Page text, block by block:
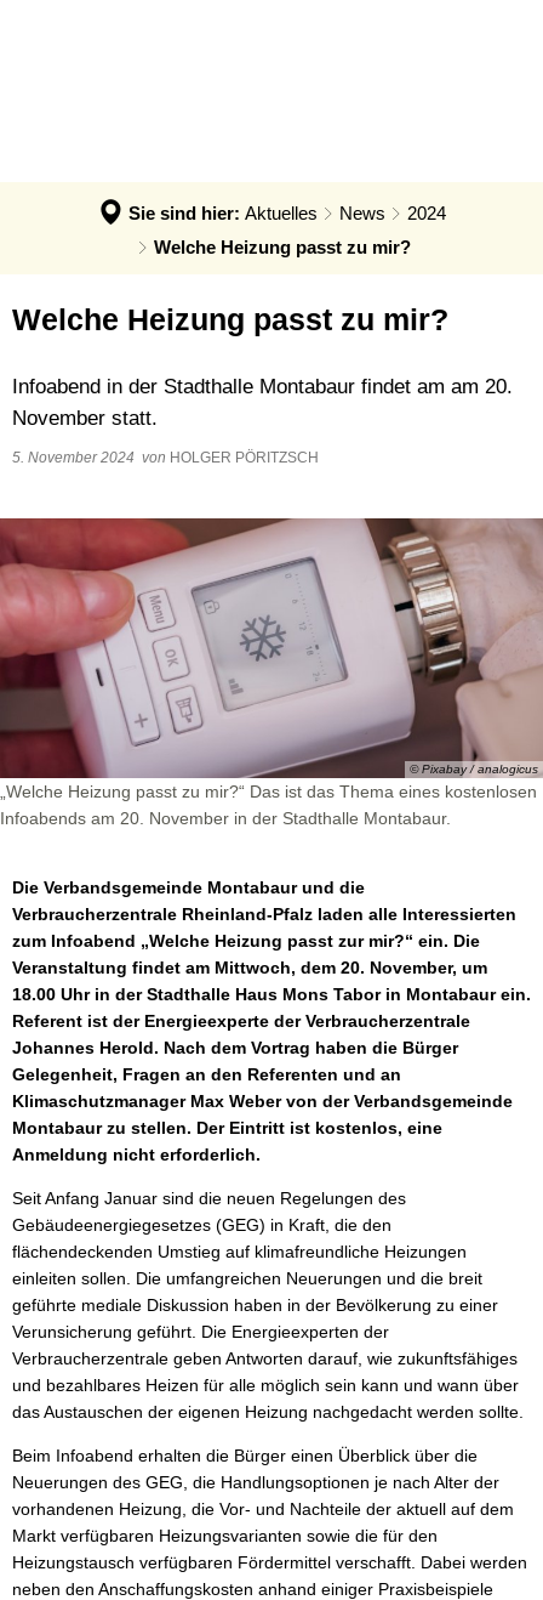
Klimaschutz: Infos & Impulse
Solar- und Wärmebotschafter
Sie sind hier: Aktuelles News
2024
Welche Heizung passt zu mir?
Welche Heizung passt zu mir?
Infoabend in der Stadthalle Montabaur findet am am 20.
November statt.
5. November 2024 von HOLGER PÖRITZSCH
© Pixabay / analogicus
„Welche Heizung passt zu mir?“ Das ist das Thema eines kostenlosen
Infoabends am 20. November in der Stadthalle Montabaur.
Die Verbandsgemeinde Montabaur und die
Verbraucherzentrale Rheinland-Pfalz laden alle Interessierten
zum Infoabend „Welche Heizung passt zur mir?“ ein. Die
Veranstaltung findet am Mittwoch, dem 20. November, um
18.00 Uhr in der Stadthalle Haus Mons Tabor in Montabaur ein.
Referent ist der Energieexperte der Verbraucherzentrale
Johannes Herold. Nach dem Vortrag haben die Bürger
Gelegenheit, Fragen an den Referenten und an
Klimaschutzmanager Max Weber von der Verbandsgemeinde
Montabaur zu stellen. Der Eintritt ist kostenlos, eine
Anmeldung nicht erforderlich.
Seit Anfang Januar sind die neuen Regelungen des
Gebäudeenergiegesetzes (GEG) in Kraft, die den
flächendeckenden Umstieg auf klimafreundliche Heizungen
einleiten sollen. Die umfangreichen Neuerungen und die breit
geführte mediale Diskussion haben in der Bevölkerung zu einer
Verunsicherung geführt. Die Energieexperten der
Verbraucherzentrale geben Antworten darauf, wie zukunftsfähiges
und bezahlbares Heizen für alle möglich sein kann und wann über
das Austauschen der eigenen Heizung nachgedacht werden sollte.
Beim Infoabend erhalten die Bürger einen Überblick über die
Neuerungen des GEG, die Handlungsoptionen je nach Alter der
vorhandenen Heizung, die Vor- und Nachteile der aktuell auf dem
Markt verfügbaren Heizungsvarianten sowie die für den
Heizungstausch verfügbaren Fördermittel verschafft. Dabei werden
neben den Anschaffungskosten anhand einiger Praxisbeispiele